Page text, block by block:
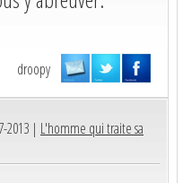
droopy
2013 | L'homme qui traite sa